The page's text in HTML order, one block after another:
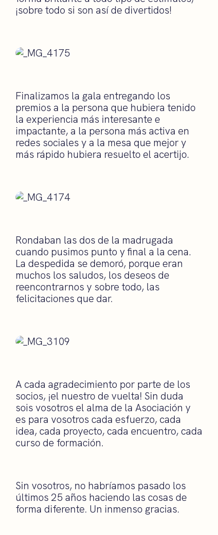
¡sobre todo si son así de divertidos!
Finalizamos la gala entregando los
premios a la persona que hubiera tenido
la experiencia más interesante e
impactante, a la persona más activa en
redes sociales y a la mesa que mejor y
más rápido hubiera resuelto el acertijo.
Rondaban las dos de la madrugada
cuando pusimos punto y final a la cena.
La despedida se demoró, porque eran
muchos los saludos, los deseos de
reencontrarnos y sobre todo, las
felicitaciones que dar.
A cada agradecimiento por parte de los
socios, ¡el nuestro de vuelta! Sin duda
sois vosotros el alma de la Asociación y
es para vosotros cada esfuerzo, cada
idea, cada proyecto, cada encuentro, cada
curso de formación.
Sin vosotros, no habríamos pasado los
últimos 25 años haciendo las cosas de
forma diferente. Un inmenso gracias.